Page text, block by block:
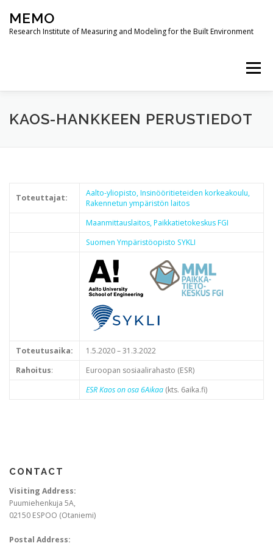
content
MEMO
Research Institute of Measuring and Modeling for the Built Environment
Menu
PROJECTS PUBLICATIONS RESEARCH
KAOS-HANKKEEN PERUSTIEDOT
Toteuttajat:
Aalto-yliopisto, Insinööritieteiden korkeakoulu,
Rakennetun ympäristön laitos
Maanmittauslaitos, Paikkatietokeskus FGI
Suomen Ympäristöopisto SYKLI
Toteutusaika:
1.5.2020 – 31.3.2022
Rahoitus:
Euroopan sosiaalirahasto (ESR)
ESR Kaos on osa 6Aikaa(kts. 6aika.fi)
CONTACT
Visiting Address:
Puumiehenkuja 5A,
02150 ESPOO (Otaniemi)
Postal Address: